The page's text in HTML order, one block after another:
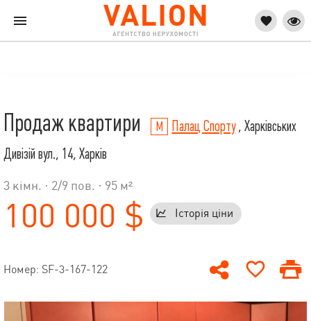
Продаж квартири Палац Спорту, Харківських
Дивізій вул., 14, Харків
3 кімн. · 2/9 пов. · 95 м²
100 000 $ Історія ціни
Номер: SF-3-167-122